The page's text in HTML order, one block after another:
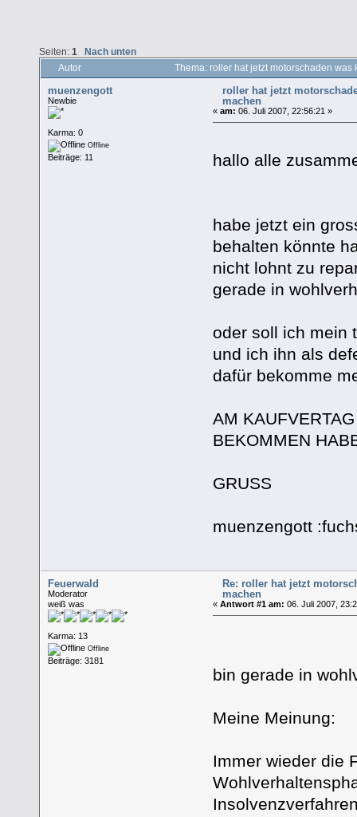
Seiten: 1 Nach unten
Autor Thema: roller hat jetzt motorschaden
muenzengott
Newbie
Karma: 0
Offline
Beiträge: 11
roller hat jetzt
machen
« am: 06. Juli 2007, 22:56:21 »
hallo alle
habe jetzt ein
behalten könnte
nicht lohnt zu
gerade in
oder soll ich mein
und ich ihn als
dafür bekomme
AM
BEKOMMEN
GRUSS
muenzengott
Feuerwald
Moderator
weiß was
Karma: 13
Offline
Beiträge: 3181
Re: roller hat jetzt
machen
« Antwort #1 am: 06. Juli 2007,
bin gerade in
Meine Meinung:
Immer wieder die